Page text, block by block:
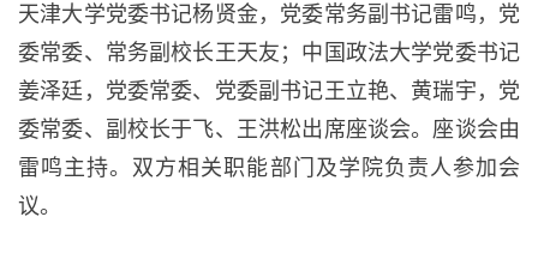
天津大学党委书记杨贤金，党委常务副书记雷鸣，党
委常委、常务副校长王天友；中国政法大学党委书记
姜泽廷，党委常委、党委副书记王立艳、黄瑞宇，党
委常委、副校长于飞、王洪松出席座谈会。座谈会由
雷鸣主持。双方相关职能部门及学院负责人参加会
议。